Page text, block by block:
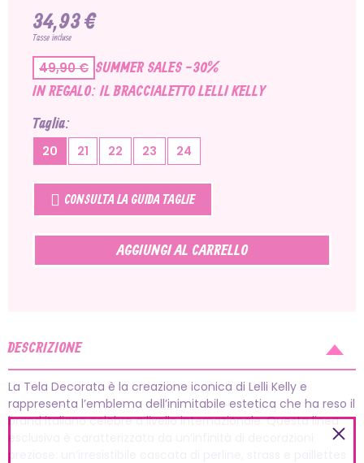
34,93 €
Tasse incluse
49,90 € SUMMER SALES -30%
IN REGALO: IL BRACCIALETTO LELLI KELLY
Taglia
20 21 22 23 24
CONSULTA LA GUIDA TAGLIE
AGGIUNGI AL CARRELLO
DESCRIZIONE
La Tela Decorata è la creazione iconica di Lelli Kelly e
rappresenta l’emblema dell’inimitabile estetica che ha reso il
brand italiano celebre a livello internazionale. Questa linea